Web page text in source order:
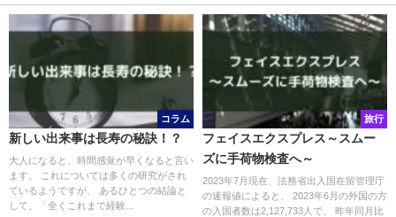
コラム
新しい出来事は長寿の秘訣！？
大人になると、時間感覚が早くなると言い
ます。 これについては多くの研究がされ
ているようですが、 あるひとつの結論と
して、「全くこれまで経験...
旅行
フェイスエクスプレス～スムー
ズに手荷物検査へ～
2023年7月現在、法務省出入国在留管理庁
の速報値によると、 2023年6月の外国の方
の入国者数は2,127,733人で、 昨年同月比